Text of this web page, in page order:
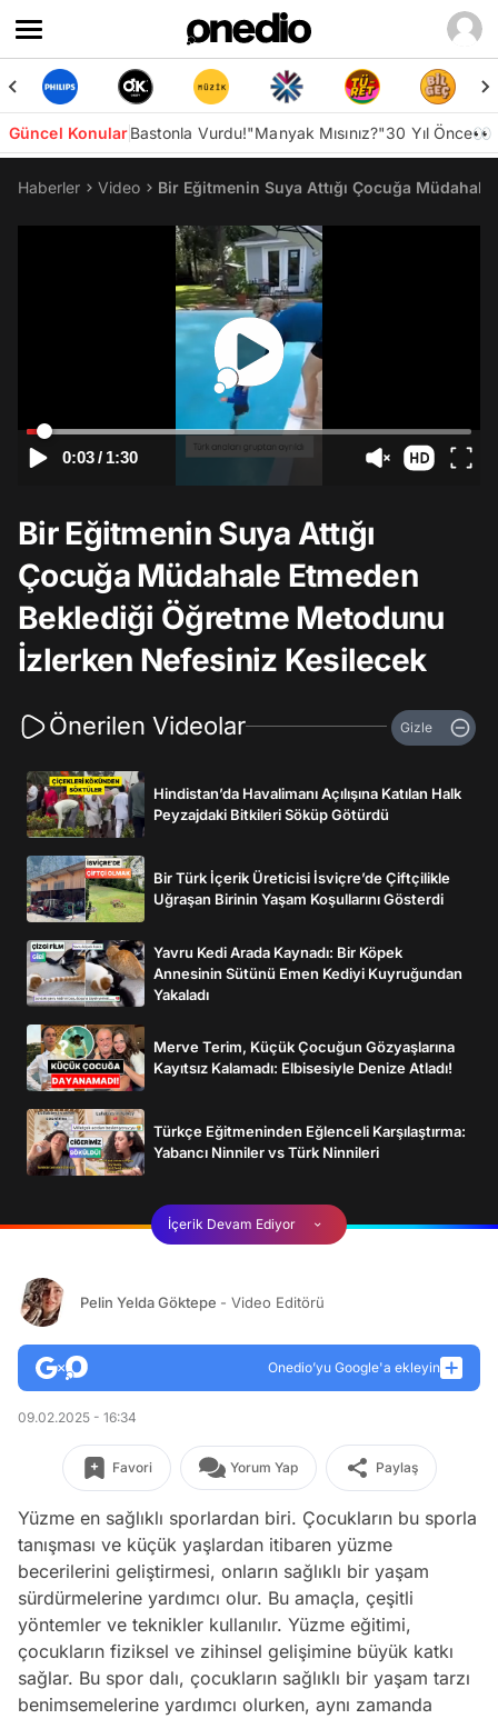
Güncel KonularBastonla Vurdu!"Manyak Mısınız?"30 Yıl Önce👀
Haberler Video Bir Eğitmenin Suya Attığı Çocuğa
0:03/ 1:30
Bir Eğitmenin Suya Attığı
Çocuğa Müdahale Etmeden
Beklediği Öğretme Metodunu
İzlerken Nefesiniz Kesilecek
Önerilen Videolar Gizle
Hindistan’da Havalimanı Açılışına Katılan Halk
Peyzajdaki Bitkileri Söküp Götürdü
Bir Türk İçerik Üreticisi İsviçre’de Çiftçilikle
Uğraşan Birinin Yaşam Koşullarını Gösterdi
Yavru Kedi Arada Kaynadı: Bir Köpek
Annesinin Sütünü Emen Kediyi Kuyruğundan
Yakaladı
Merve Terim, Küçük Çocuğun Gözyaşlarına
Kayıtsız Kalamadı: Elbisesiyle Denize Atladı!
Türkçe Eğitmeninden Eğlenceli Karşılaştırma:
Yabancı Ninniler vs Türk Ninnileri
İçerik Devam Ediyor
Pelin Yelda Göktepe - Video Editörü
Onedio’yu Google'a ekleyin
09.02.2025 - 16:34
Favori Yorum Yap Paylaş
Yüzme en sağlıklı sporlardan biri. Çocukların bu sporla
tanışması ve küçük yaşlardan itibaren yüzme
becerilerini geliştirmesi, onların sağlıklı bir yaşam
sürdürmelerine yardımcı olur. Bu amaçla, çeşitli
yöntemler ve teknikler kullanılır. Yüzme eğitimi,
çocukların fiziksel ve zihinsel gelişimine büyük katkı
sağlar. Bu spor dalı, çocukların sağlıklı bir yaşam tarzı
benimsemelerine yardımcı olurken, aynı zamanda